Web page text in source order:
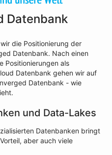
Datenbank
die Positionierung der
Datenbank. Nach einen
Positionierungen als
Datenbank gehen wir auf
Datenbank - wie
und Data-Lakes
Datenbanken bringt
aber auch viele